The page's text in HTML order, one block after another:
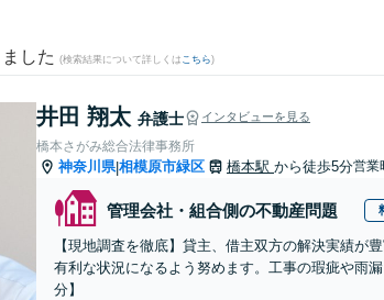
した (検索結果について詳しくは こちら)
井田 翔太 弁護士 インタビューを見る
橋本さがみ総合法律事務所
神奈川県|相模原市緑区 橋本駅 から徒歩5分営業
管理会社・組合側の不動産問題
【現地調査を徹底】貸主、借主双方の解決実績が
有利な状況になるよう努めます。工事の瑕疵や雨
分】